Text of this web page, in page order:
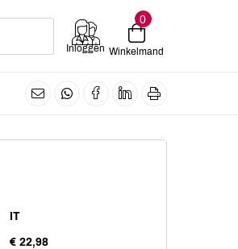
Inloggen
0
Winkelmand
IT
€ 22,98